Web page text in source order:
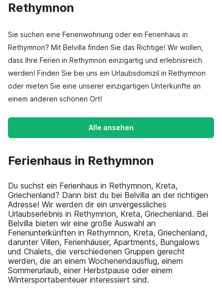
Rethymnon
Sie suchen eine Ferienwohnung oder ein Ferienhaus in
Rethymnon? Mit Belvilla finden Sie das Richtige! Wir wollen,
dass Ihre Ferien in Rethymnon einzigartig und erlebnisreich
werden! Finden Sie bei uns ein Urlaubsdomizil in Rethymnon
oder mieten Sie eine unserer einzigartigen Unterkünfte an
einem anderen schönen Ort!
Alle ansehen
Ferienhaus in Rethymnon
Du suchst ein Ferienhaus in Rethymnon, Kreta,
Griechenland? Dann bist du bei Belvilla an der richtigen
Adresse! Wir werden dir ein unvergessliches
Urlaubserlebnis in Rethymnon, Kreta, Griechenland. Bei
Belvilla bieten wir eine große Auswahl an
Ferienunterkünften in Rethymnon, Kreta, Griechenland,
darunter Villen, Ferienhäuser, Apartments, Bungalows
und Chalets, die verschiedenen Gruppen gerecht
werden, die an einem Wochenendausflug, einem
Sommerurlaub, einer Herbstpause oder einem
Wintersportabenteuer interessiert sind.